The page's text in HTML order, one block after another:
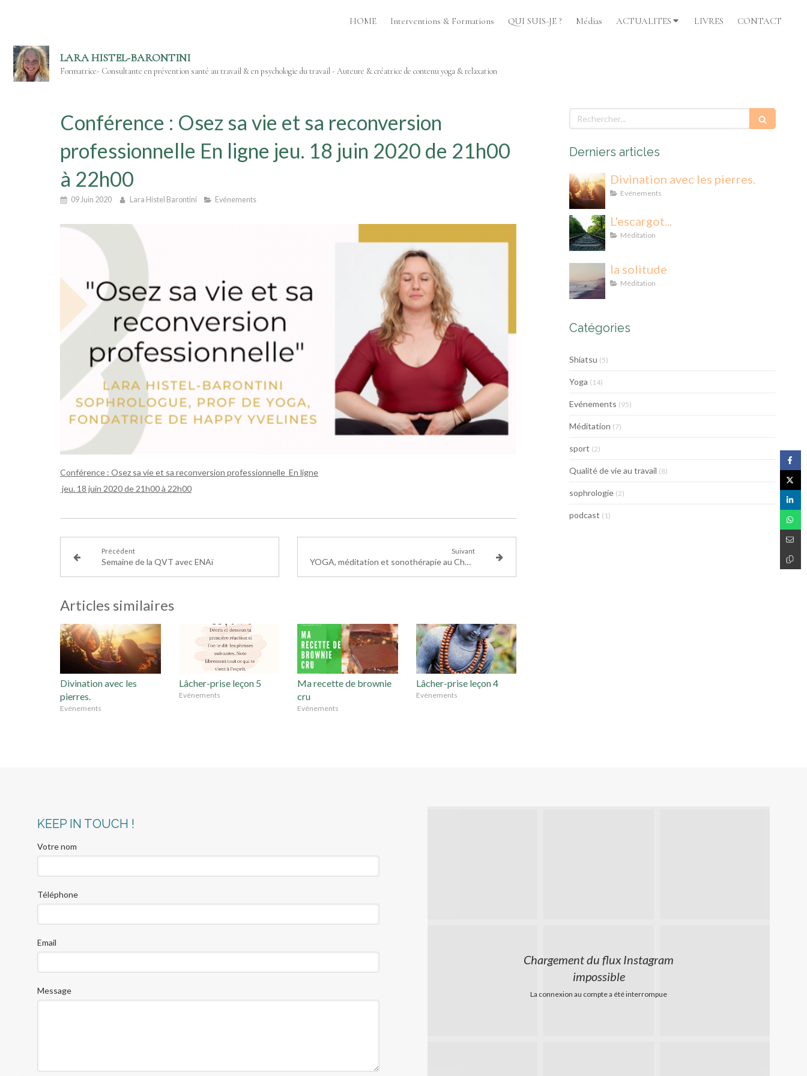
HOME Interventions & Formations QUI SUIS-JE ? Médias ACTUALITES LIVRES CONTACT
LARA HISTEL-BARONTINI
Formatrice- Consultante en prévention santé au travail & en psychologie du travail - Auteure & créatrice de contenu yoga & relaxation
Conférence : Osez sa vie et sa reconversion
professionnelle En ligne jeu. 18 juin 2020 de 21h00
à 22h00
09 Juin 2020 Lara Histel Barontini Evénements
Conférence : Osez sa vie et sa reconversion professionnelle En ligne
jeu. 18 juin 2020 de 21h00 à 22h00
Précédent
Semaine de la QVT avec ENAï
Suivant
YOGA, méditation et sonothérapie au Château de Villiers-le-Mahieu
Articles similaires
Divination avec les
pierres.
Evénements
Lâcher-prise leçon 5
Evénements
Ma recette de brownie
cru
Evénements
Lâcher-prise leçon 4
Evénements
Derniers articles
Divination avec les pierres.
Evénements
L'escargot...
Méditation
la solitude
Méditation
Catégories
Shiatsu (5)
Yoga (14)
Evénements (95)
Méditation (7)
sport (2)
Qualité de vie au travail (8)
sophrologie (2)
podcast (1)
KEEP IN TOUCH !
Votre nom
Téléphone
Email
Message
Chargement du flux Instagram
impossible
La connexion au compte a été interrompue